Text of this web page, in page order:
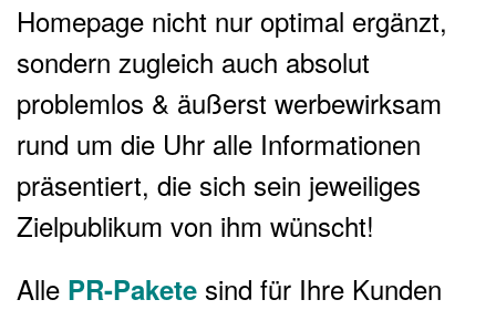
Homepage nicht nur optimal ergänzt,
sondern zugleich auch absolut
problemlos & äußerst werbewirksam
rund um die Uhr alle Informationen
präsentiert, die sich sein jeweiliges
Zielpublikum von ihm wünscht!
Alle PR-Pakete sind für Ihre Kunden